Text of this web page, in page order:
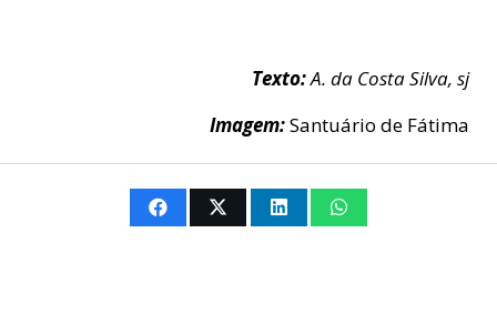
Texto:A. da Costa Silva, sj
Imagem:Santuário de Fátima